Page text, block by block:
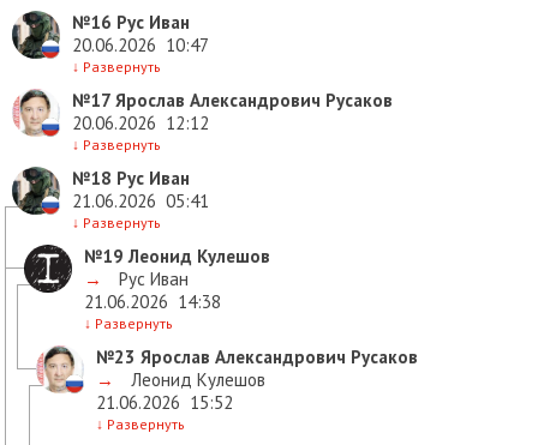
№16 Рус Иван
20.06.2026 10:47
↓ Развернуть
№17 Ярослав Александрович Русаков
20.06.2026 12:12
↓ Развернуть
№18 Рус Иван
21.06.2026 05:41
↓ Развернуть
№19 Леонид Кулешов
→
Рус Иван
21.06.2026 14:38
↓ Развернуть
№23 Ярослав Александрович Русаков
→
Леонид Кулешов
21.06.2026 15:52
↓ Развернуть